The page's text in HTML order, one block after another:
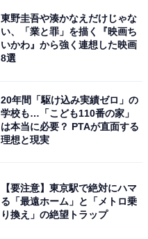
Instagram
東野圭吾や湊かなえだけじゃな
い、「業と罪」を描く『映画ち
いかわ』から強く連想した映画
8選
20年間「駆け込み実績ゼロ」の
学校も…「こども110番の家」
は本当に必要？ PTAが直面する
理想と現実
【要注意】東京駅で絶対にハマ
る「最遠ホーム」と「メトロ乗
り換え」の絶望トラップ